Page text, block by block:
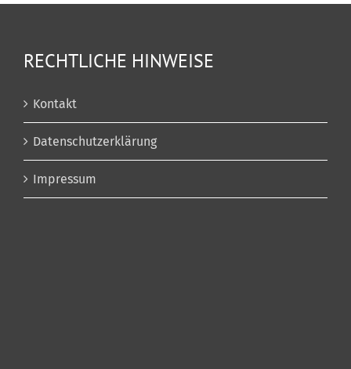
RECHTLICHE HINWEISE
Kontakt
Datenschutzerklärung
Impressum